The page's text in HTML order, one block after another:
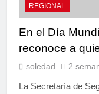
REGIONAL
En el Día
reconoce a
soledad 2
La Secretaría de